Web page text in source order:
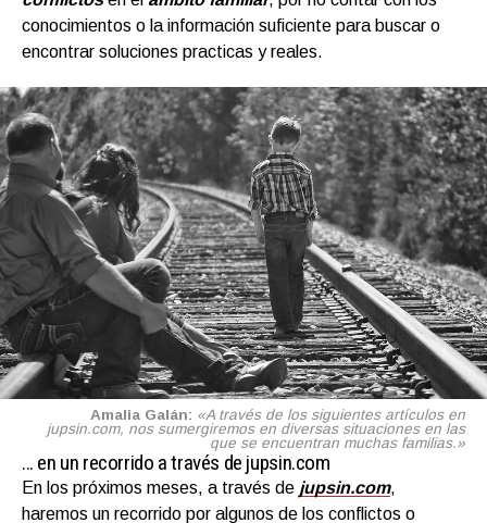
conocimientos o la información suficiente para buscar o
encontrar soluciones practicas y reales.
Amalia Galán: «A través de los siguientes artículos en
jupsin.com, nos sumergiremos en diversas situaciones en las
que se encuentran muchas familias.»
… en un recorrido a través de jupsin.com
En los próximos meses, a través de jupsin.com,
haremos un recorrido por algunos de los conflictos o